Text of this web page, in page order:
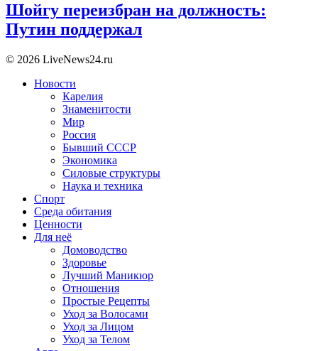
Шойгу переизбран на должность:
Путин поддержал
© 2026 LiveNews24.ru
Новости
Карелия
Знаменитости
Мир
Россия
Бывший СССР
Экономика
Силовые структуры
Наука и техника
Спорт
Среда обитания
Ценности
Для неё
Домоводство
Здоровье
Лучший Маникюр
Отношения
Простые Рецепты
Уход за Волосами
Уход за Лицом
Уход за Телом